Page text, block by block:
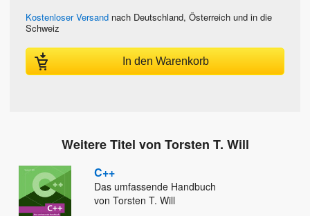
Kostenloser Versand nach Deutschland, Österreich und in die
Schweiz
In den Warenkorb
Weitere Titel von Torsten T. Will
C++
Das umfassende Handbuch
von Torsten T. Will